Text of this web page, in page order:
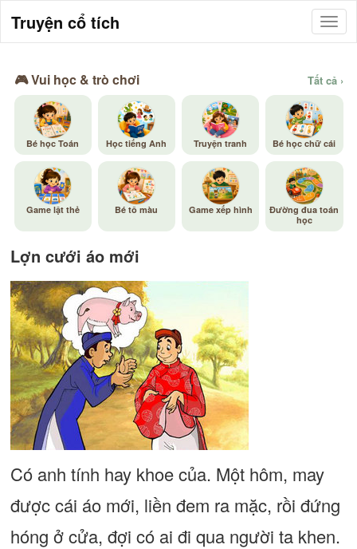
Truyện cổ tích
🎮 Vui học & trò chơi Tất cả ›
Bé học Toán Học tiếng Anh Truyện tranh Bé học chữ cái
Game lật thẻ Bé tô màu Game xếp hình
Đường đua toán
học
Lợn cưới áo mới
Có anh tính hay khoe của. Một hôm, may
được cái áo mới, liền đem ra mặc, rồi đứng
hóng ở cửa, đợi có ai đi qua người ta khen.